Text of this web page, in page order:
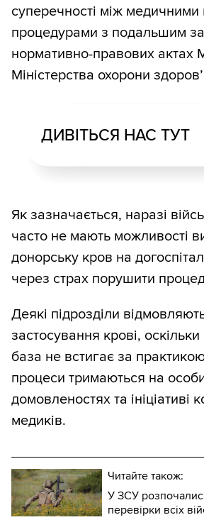
суперечності між медичними
процедурами з подальшим
нормативно-правових актах
Міністерства охорони
ДИВІТЬСЯ НАС ТУТ
Як зазначається, наразі
часто не мають можливості
донорську кров на
через страх порушити
Деякі підрозділи
застосування крові,
база не встигає за
процеси тримаються на
домовленостях та ініціативі
медиків.
Читайте також:
У ЗСУ
перевірки всіх